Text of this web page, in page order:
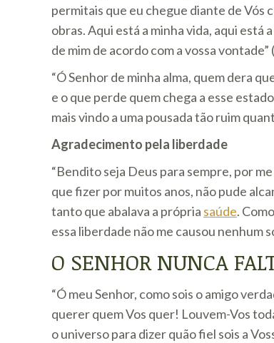
permitais que eu chegue diante de Vós
obras. Aqui está a minha vida, aqui está
de mim de acordo com a vossa vontade”
“Ó Senhor de minha alma, quem dera
e o que perde quem chega a esse
mais vindo a uma pousada tão ruim
Agradecimento pela liberdade
“Bendito seja Deus para sempre, por
que fizer por muitos anos, não pude
tanto que abalava a própria saúde.
essa liberdade não me causou nenhum
O SENHOR NUNCA
“Ó meu Senhor, como sois o amigo
querer quem Vos quer! Louvem-Vos
o universo para dizer quão fiel sois a